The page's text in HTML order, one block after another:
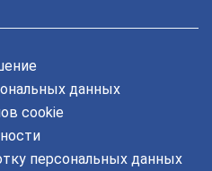
данных
cookie
персональных данных